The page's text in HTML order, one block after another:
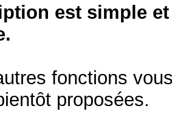
est simple et
fonctions
proposées.